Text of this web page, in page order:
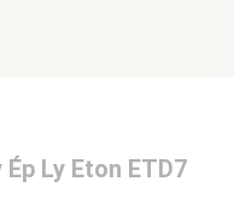
Ly Eton ETD7